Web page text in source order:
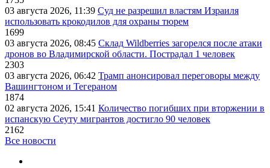
03 августа 2026, 11:39 Суд не разрешил властям Израиля
использовать крокодилов для охраны тюрем
1699
03 августа 2026, 08:45 Склад Wildberries загорелся после атаки
дронов во Владимирской области. Пострадал 1 человек
2303
03 августа 2026, 06:42 Трамп анонсировал переговоры между
Вашингтоном и Тегераном
1874
02 августа 2026, 15:41 Количество погибших при вторжении в
испанскую Сеуту мигрантов достигло 90 человек
2162
Все новости